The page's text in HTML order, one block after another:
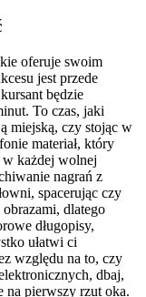
oferuje swoim
jest przede
będzie
To czas, jaki
miejską, czy stojąc w
materiał, który
każdej wolnej
nagrań z
spacerując czy
dlatego
długopisy,
ułatwi ci
względu na to, czy
dbaj,
na pierwszy rzut oka.